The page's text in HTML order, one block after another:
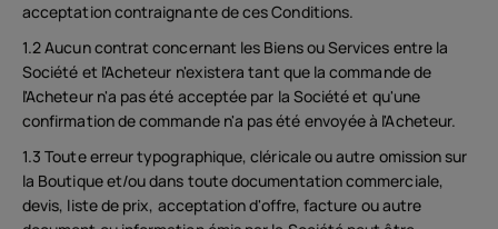
acceptation contraignante de ces Conditions.
1.2 Aucun contrat concernant les Biens ou Services entre la
Société et l'Acheteur n'existera tant que la commande de
l'Acheteur n'a pas été acceptée par la Société et qu'une
confirmation de commande n'a pas été envoyée à l'Acheteur.
1.3 Toute erreur typographique, cléricale ou autre omission sur
la Boutique et/ou dans toute documentation commerciale,
devis, liste de prix, acceptation d'offre, facture ou autre